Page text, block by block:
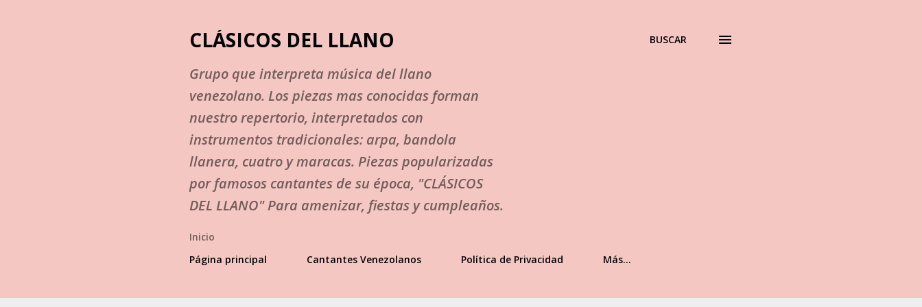
CLÁSICOS DEL LLANO
Grupo que interpreta música del llano
venezolano. Los piezas mas conocidas forman
nuestro repertorio, interpretados con
instrumentos tradicionales: arpa, bandola
llanera, cuatro y maracas. Piezas popularizadas
por famosos cantantes de su época, "CLÁSICOS
DEL LLANO" Para amenizar, fiestas y cumpleaños.
BUSCAR
Inicio
Página principal
Cantantes Venezolanos Política de Privacidad Más…